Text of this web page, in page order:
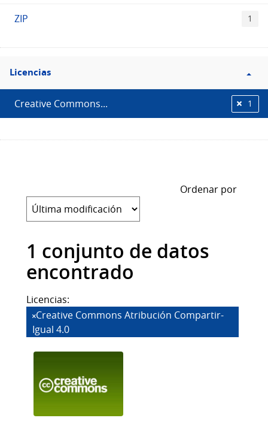
ZIP 1
Filtro
Licencias
Licencias
Creative Commons... 1
Ordenar por
1 conjunto de datos
encontrado
Licencias:
Creative Commons Atribución Compartir-
Igual 4.0